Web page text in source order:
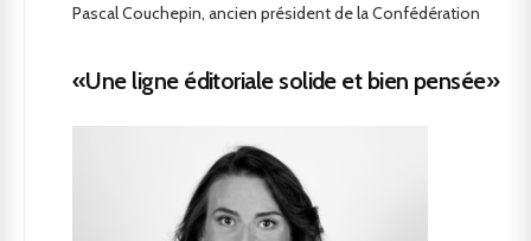
Pascal Couchepin, ancien président de la Confédération
«Une ligne éditoriale solide et bien pensée»